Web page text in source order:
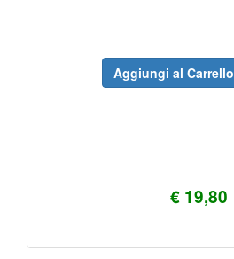
€ 19,80
Aggiungi al Carrello